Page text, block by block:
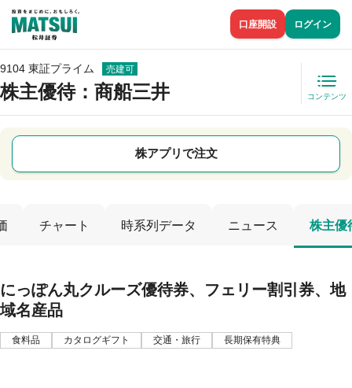
口座開設 ログイン
9104 東証プライム 売建可
株主優待：商船三井 コンテンツ
株アプリで注文
チャート 時系列データ ニュース 株主優
にっぽん丸クルーズ優待券、フェリー割引券、地
域名産品
食料品 カタログギフト 交通・旅行 長期保有特典